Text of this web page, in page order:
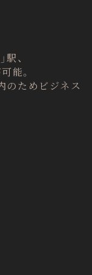
、
能。
のためビジネス